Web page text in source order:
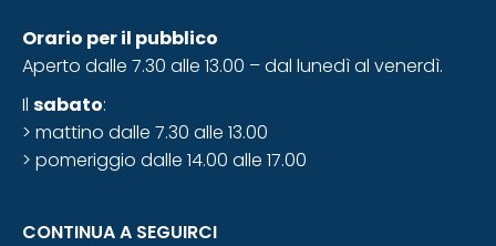
Orario per il pubblico
Aperto dalle 7.30 alle 13.00 – dal lunedì al venerdì.
Il sabato:
> mattino dalle 7.30 alle 13.00
> pomeriggio dalle 14.00 alle 17.00
CONTINUA A SEGUIRCI